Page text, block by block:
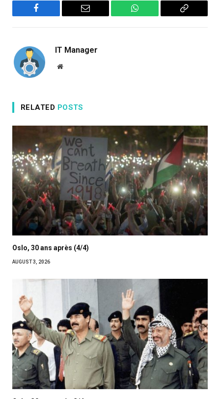
Facebook Email WhatsApp
Copy
IT Manager
Website
RELATED POSTS
Oslo, 30 ans après (4/4)
AUGUST 3, 2026